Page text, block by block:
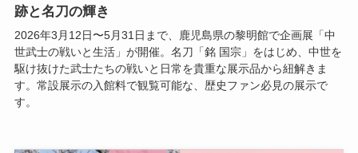
跡と名刀の輝き
2026年3月12日〜5月31日まで、鹿児島県の黎明館で企画展「中
世武士の戦いと生活」が開催。名刀「銘 国宗」をはじめ、中世を
駆け抜けた武士たちの戦いと日常を貴重な展示品から紐解きま
す。常設展示の入館料で観覧可能な、歴史ファン必見の展示で
す。